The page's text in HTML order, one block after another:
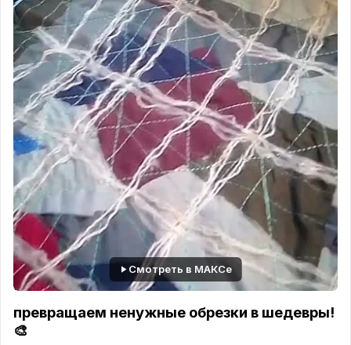
Смотреть в МАКСе
превращаем ненужные обрезки в шедевры!
🎨